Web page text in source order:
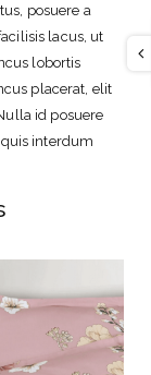
posuere a
lacus, ut
lobortis
placerat, elit
id posuere
interdum